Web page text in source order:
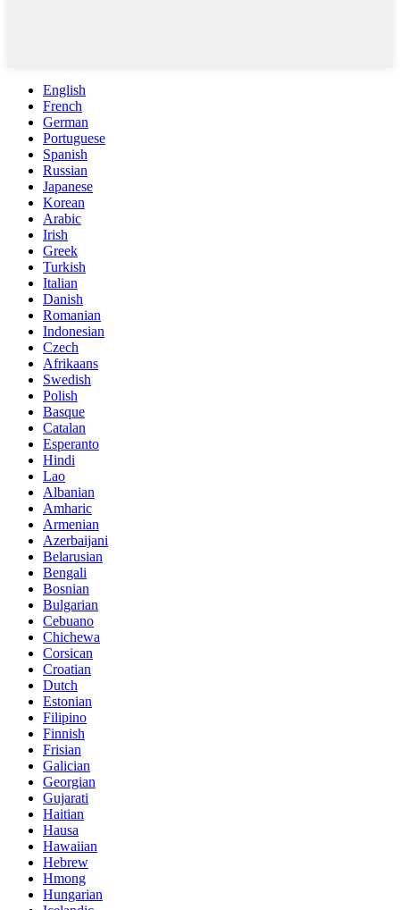
English
French
German
Portuguese
Spanish
Russian
Japanese
Korean
Arabic
Irish
Greek
Turkish
Italian
Danish
Romanian
Indonesian
Czech
Afrikaans
Swedish
Polish
Basque
Catalan
Esperanto
Hindi
Lao
Albanian
Amharic
Armenian
Azerbaijani
Belarusian
Bengali
Bosnian
Bulgarian
Cebuano
Chichewa
Corsican
Croatian
Dutch
Estonian
Filipino
Finnish
Frisian
Galician
Georgian
Gujarati
Haitian
Hausa
Hawaiian
Hebrew
Hmong
Hungarian